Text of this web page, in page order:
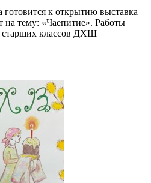
к открытию выставка
тему: «Чаепитие». Работы
классов ДХШ